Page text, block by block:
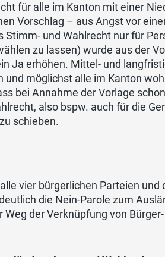
für alle im Kanton mit einer
Vorschlag – aus Angst vor
und Wahlrecht nur für
zu lassen) wurde aus der
Ja erhöhen. Mittel- und
möglichst alle im Kanton
bei Annahme der Vorlage
also bspw. auch für die
schieben.
vier bürgerlichen Parteien und
die Nein-Parole zum
der Verknüpfung von